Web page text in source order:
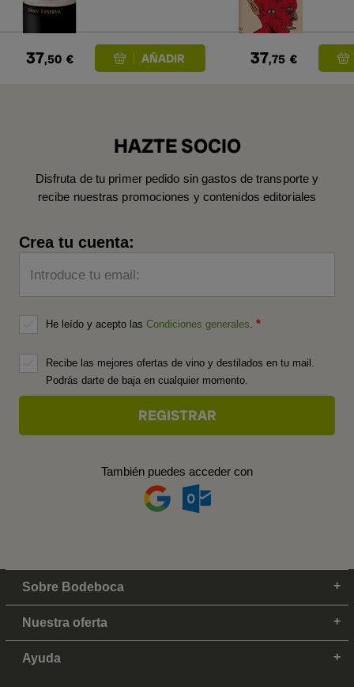
37,50 € 37,75 €
HAZTE SOCIO
Disfruta de tu primer pedido sin gastos de transporte y
recibe nuestras promociones y contenidos editoriales
Crea tu cuenta:
Introduce tu email:
He leído y acepto las Condiciones generales
Recibe las mejores ofertas de vino y destilados en tu mail.
Podrás darte de baja en cualquier momento.
También puedes acceder con
Sobre Bodeboca
Nuestra oferta
Ayuda